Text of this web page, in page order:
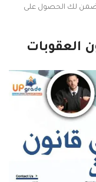
لك الحصول على
العقوبات